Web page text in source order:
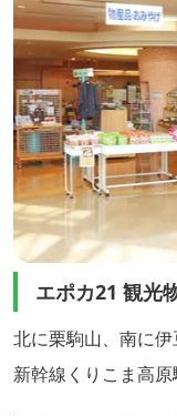
って天井を見上...
エポカ21 観光
北に栗駒山、南に
新幹線くりこま高